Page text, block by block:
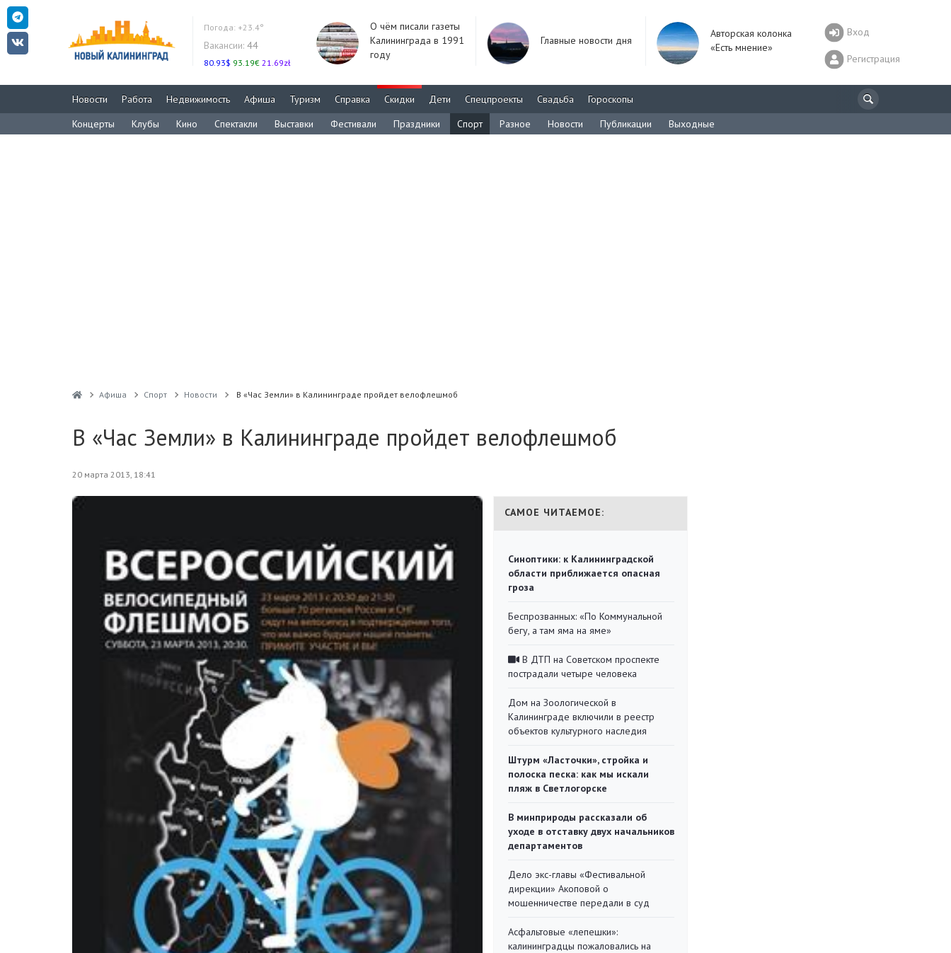
Погода: +23.4°
Вакансии: 44
80.93$ 93.19€ 21.69zł
О чём писали газеты
Калининграда в 1991
году
Главные новости дня
Авторская колонка
«Есть мнение»
Вход
Регистрация
Новости Работа Недвижимость Афиша Туризм Справка Скидки Дети Спецпроекты Свадьба
Гороскопы
Концерты
Клубы Кино Спектакли Выставки Фестивали Праздники Спорт Разное Новости Публикации Выходные
Афиша Спорт Новости В «Час Земли» в Калининграде пройдет велофлешмоб
В «Час Земли» в Калининграде пройдет велофлешмоб
20 марта 2013, 18:41
САМОЕ ЧИТАЕМОЕ:
Синоптики: к Калининградской
области приближается опасная
гроза
Беспрозванных: «По Коммунальной
бегу, а там яма на яме»
В ДТП на Советском проспекте
пострадали четыре человека
Дом на Зоологической в
Калининграде включили в реестр
объектов культурного наследия
Штурм «Ласточки», стройка и
полоска песка: как мы искали
пляж в Светлогорске
В минприроды рассказали об
уходе в отставку двух начальников
департаментов
Дело экс-главы «Фестивальной
дирекции» Акоповой о
мошенничестве передали в суд
Асфальтовые «лепешки»:
калининградцы пожаловались на